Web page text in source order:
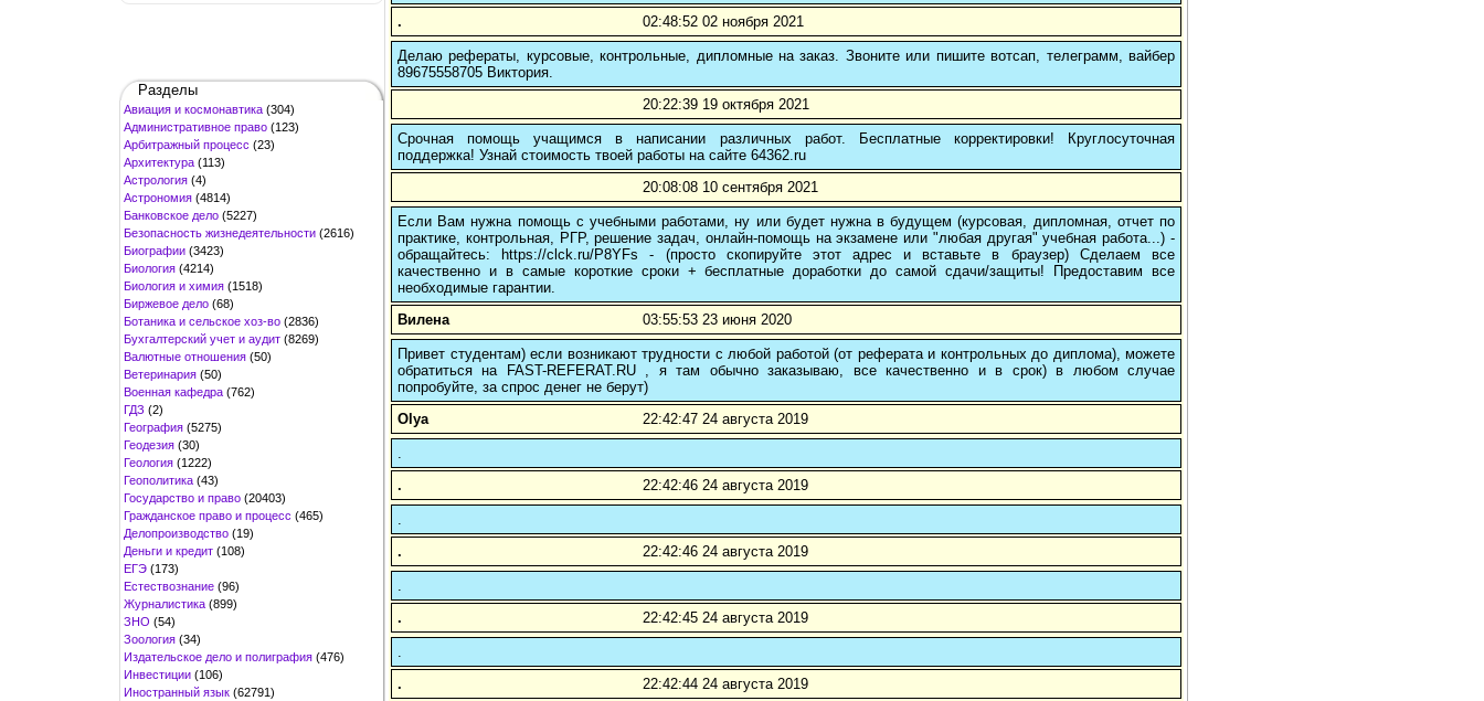
Разделы
Авиация и космонавтика (304)
Административное право (123)
Арбитражный процесс (23)
Архитектура (113)
Астрология (4)
Астрономия (4814)
Банковское дело (5227)
Безопасность жизнедеятельности (2616)
Биографии (3423)
Биология (4214)
Биология и химия (1518)
Биржевое дело (68)
Ботаника и сельское хоз-во (2836)
Бухгалтерский учет и аудит (8269)
Валютные отношения (50)
Ветеринария (50)
Военная кафедра (762)
ГДЗ (2)
География (5275)
Геодезия (30)
Геология (1222)
Геополитика (43)
Государство и право (20403)
Гражданское право и процесс (465)
Делопроизводство (19)
Деньги и кредит (108)
ЕГЭ (173)
Естествознание (96)
Журналистика (899)
ЗНО (54)
Зоология (34)
Издательское дело и полиграфия (476)
Инвестиции (106)
Иностранный язык (62791)
.
02:48:52 02 ноября 2021
Делаю рефераты, курсовые, контрольные, дипломные на заказ. Звоните или пишите вотсап, телеграмм, вайбер
89675558705 Виктория.
20:22:39 19 октября 2021
Срочная помощь учащимся в написании различных работ. Бесплатные корректировки! Круглосуточная
поддержка! Узнай стоимость твоей работы на сайте 64362.ru
20:08:08 10 сентября 2021
Если Вам нужна помощь с учебными работами, ну или будет нужна в будущем (курсовая, дипломная, отчет по
практике, контрольная, РГР, решение задач, онлайн-помощь на экзамене или "любая другая" учебная работа...) -
обращайтесь: https://clck.ru/P8YFs - (просто скопируйте этот адрес и вставьте в браузер) Сделаем все
качественно и в самые короткие сроки + бесплатные доработки до самой сдачи/защиты! Предоставим все
необходимые гарантии.
Вилена
03:55:53 23 июня 2020
Привет студентам) если возникают трудности с любой работой (от реферата и контрольных до диплома), можете
обратиться на FAST-REFERAT.RU , я там обычно заказываю, все качественно и в срок) в любом случае
попробуйте, за спрос денег не берут)
Olya
22:42:47 24 августа 2019
.
.
22:42:46 24 августа 2019
.
.
22:42:46 24 августа 2019
.
.
22:42:45 24 августа 2019
.
.
22:42:44 24 августа 2019